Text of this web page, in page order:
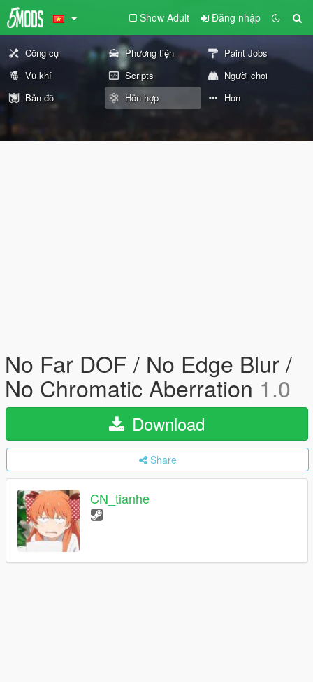
Show Adult Đăng nhập
Công cụ Phương tiện
Paint Jobs
Vũ khí
Scripts
Người chơi
Bản đồ
Hỗn hợp Hơn
No Far DOF / No Edge Blur /
No Chromatic Aberration 1.0
Download
Share
CN_tianhe